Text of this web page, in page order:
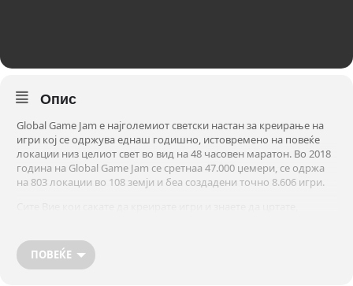
Опис
Global Game Jam е најголемиот светски настан за креирање на
игри кој се одржува еднаш годишно, истовремено на повеќе
локации низ целиот свет во вид на 48 часовен маратон. Во 2018
година на Global Game Jam се сретнаа 47.000 џемери, се одржа
на 803 локации во 108 земји и беа создадени точно 8.606 игри.
тука!
Нема потреба да имате тим. Дојдете и тука ќе соберете дружина
ПОВЕЌЕ